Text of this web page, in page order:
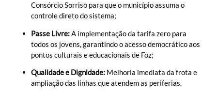
Consórcio Sorriso para que o município assuma o
controle direto do sistema;
Passe Livre:A implementação da tarifa zero para
todos os jovens, garantindo o acesso democrático aos
pontos culturais e educacionais de Foz;
Qualidade e Dignidade: Melhoria imediata da frota e
ampliação das linhas que atendem as periferias.